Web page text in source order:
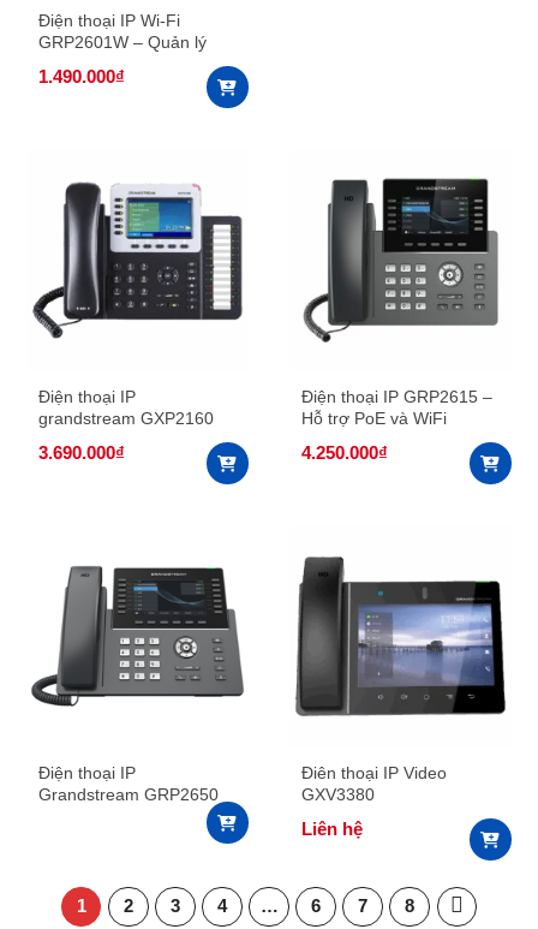
Điện thoại IP Wi-Fi
GRP2601W – Quản lý
1.490.000₫
Điện thoại IP
grandstream GXP2160
3.690.000₫
Điện thoại IP GRP2615 –
Hỗ trợ PoE và WiFi
4.250.000₫
Điện thoại IP
Grandstream GRP2650
Điên thoại IP Video
GXV3380
Liên hệ
1 2 3 4 … 6 7 8